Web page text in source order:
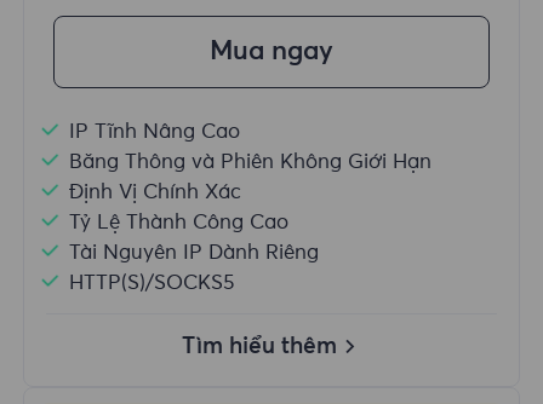
Mua ngay
IP Tĩnh Nâng Cao
Băng Thông và Phiên Không Giới Hạn
Định Vị Chính Xác
Tỷ Lệ Thành Công Cao
Tài Nguyên IP Dành Riêng
HTTP(S)/SOCKS5
Tìm hiểu thêm